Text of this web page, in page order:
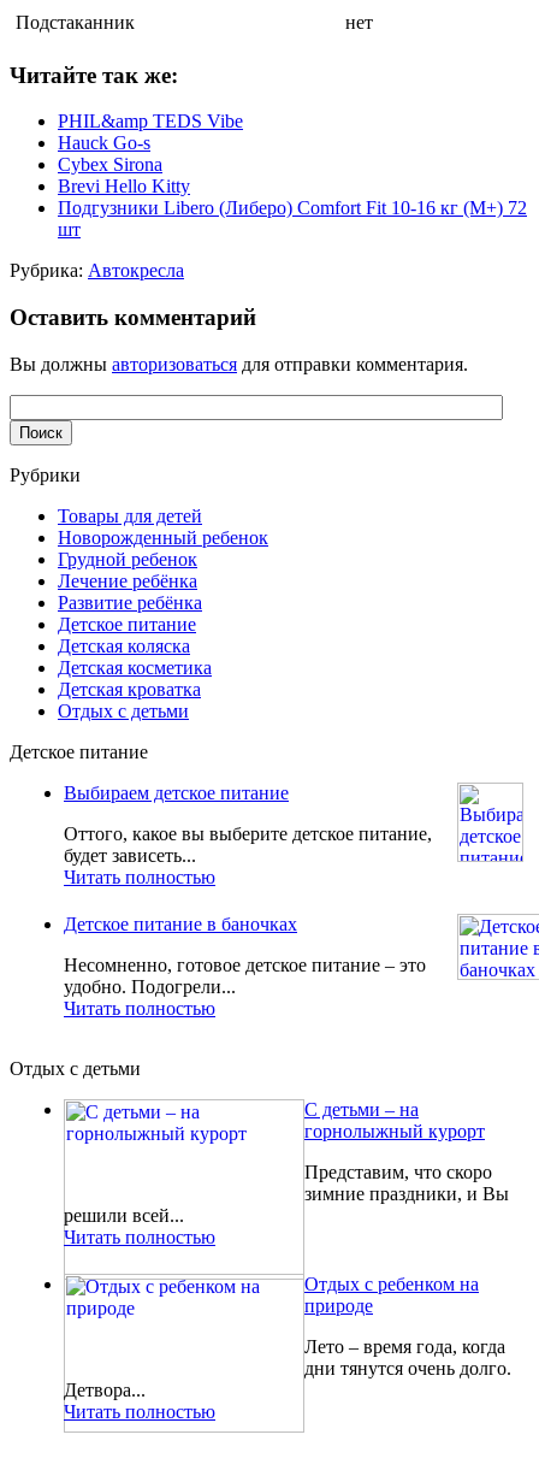
Подстаканник
нет
Читайте так же:
PHIL&amp TEDS Vibe
Hauck Go-s
Cybex Sirona
Brevi Hello Kitty
Подгузники Libero (Либеро) Comfort Fit 10-16 кг (M+) 72
шт
Рубрика: Автокресла
Оставить комментарий
Вы должны авторизоваться для отправки комментария.
Рубрики
Товары для детей
Новорожденный ребенок
Грудной ребенок
Лечение ребёнка
Развитие ребёнка
Детское питание
Детская коляска
Детская косметика
Детская кроватка
Отдых с детьми
Детское питание
Выбираем детское питание
Оттого, какое вы выберите детское питание,
будет зависеть...
Читать полностью
Детское питание в баночках
Несомненно, готовое детское питание – это
удобно. Подогрели...
Читать полностью
Отдых с детьми
С детьми – на
горнолыжный курорт
Представим, что скоро
зимние праздники, и Вы
решили всей...
Читать полностью
Отдых с ребенком на
природе
Лето – время года, когда
дни тянутся очень долго.
Детвора...
Читать полностью